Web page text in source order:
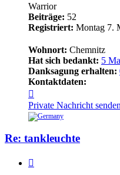
Warrior
Beiträge: 52
Registriert: Montag 7.
Wohnort: Chemnitz
Hat sich bedankt: 5
Danksagung erhalten:
Kontaktdaten:
von
Haessi
Private Nachricht senden
Re: tankleuchte